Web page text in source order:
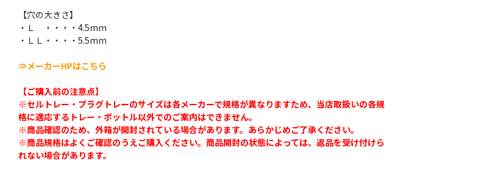
農電マット 単相
￥19,980
光分解テープ（マッ
クステープナー用）
ランナーピン
バインダー紐 ジュ
【穴の大きさ】
・Ｌ ・・・・4.5mm
・ＬＬ・・・・5.5mm
⇒メーカーHPはこちら
【ご購入前の注意点】
※セルトレー・プラグトレーのサイズは各メーカーで規格が異なりますため、当店取扱いの各規
格に適応するトレー・ポットル以外でのご案内はできません。
※商品確認のため、外箱が開封されている場合があります。あらかじめご了承ください。
※商品規格はよくご確認のうえご購入ください。商品開封の状態によっては、返品を受け付けら
れない場合があります。